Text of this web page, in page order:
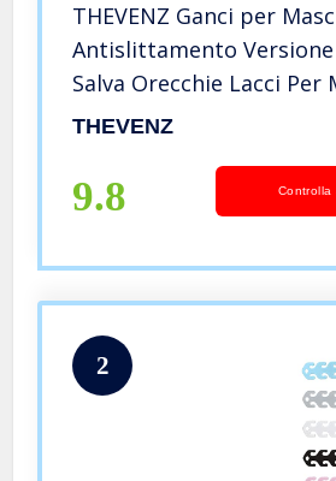
THEVENZ Ganci per
Antislittamento
Salva Orecchie Lacci Per
Fascette Per Mascherine
Orecchie Adulti Bambini
THEVENZ
9.8 Controlla
2